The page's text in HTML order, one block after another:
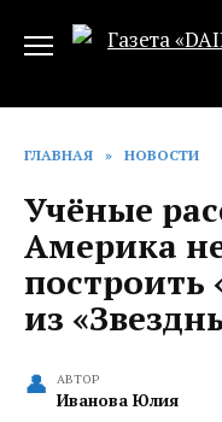
ГЛАВНАЯ » НОВОСТИ
Учёные
Америка
построить
из
АВТОР
Иванова Юлия